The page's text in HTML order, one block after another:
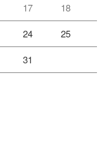
17 18
24 25
31